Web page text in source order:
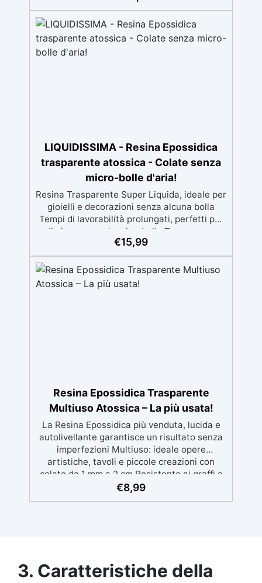
Guida completa inclusa, 3 semplici passaggi,
finitura protettiva antigraffio. ✅ Risultati
professionali: Sistema autolivellante,
resistente ai raggi UV, duraturo e con finitura
LIQUIDISSIMA - Resina Epossidica
trasparente atossica - Colate senza
micro-bolle d'aria!
Resina Trasparente Super Liquida, ideale per
gioielli e decorazioni senza alcuna bolla
Tempi di lavorabilità prolungati, perfetti per
eliminare tutte le microbolle Trasparente,
resistente all'ingiallimento per colate da
2mm fino a 2 cm, minimizzando le bolle d'aria
per risultati impeccabili. Compatibile con
coloranti in pasta o polvere, permettendo
personalizzazioni uniche Sicura, BPA Free,
€15,99
Resina Epossidica Trasparente
Multiuso Atossica – La più usata!
La Resina Epossidica più venduta, lucida e
autolivellante garantisce un risultato senza
imperfezioni Multiuso: ideale opere
artistiche, tavoli e piccole creazioni con
colate da 1 mm a 2 cm Resistente ai graffi e
ai raggi UV, garantendo opere durature,
€8,99
3. Caratteristiche della